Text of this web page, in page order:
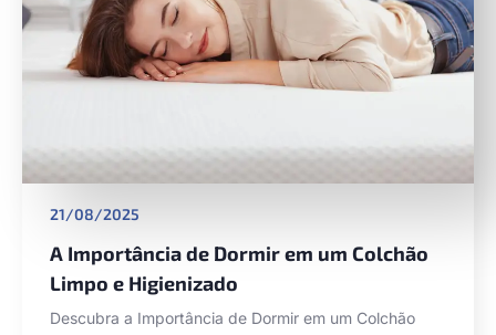
21/08/2025
A Importância de Dormir em um Colchão
Limpo e Higienizado
Descubra a Importância de Dormir em um Colchão